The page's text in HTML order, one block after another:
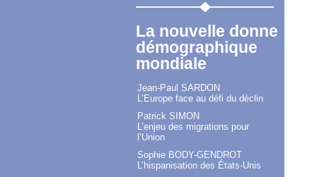
La nouvelle donne
démographique
mondiale
Jean-Paul SARDON
L’Europe face au défi du déclin
Patrick SIMON
L’enjeu des migrations pour
l’Union
Sophie BODY-GENDROT
L’hispanisation des États-Unis